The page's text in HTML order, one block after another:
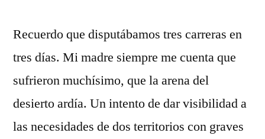
Recuerdo que disputábamos tres carreras en
tres días. Mi madre siempre me cuenta que
sufrieron muchísimo, que la arena del
desierto ardía. Un intento de dar visibilidad a
las necesidades de dos territorios con graves